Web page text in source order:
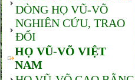
DÒNG HỌ VŨ-VÕ
NGHIÊN CỨU, TRAO
ĐỔI
HỌ VŨ-VÕ VIỆT
NAM